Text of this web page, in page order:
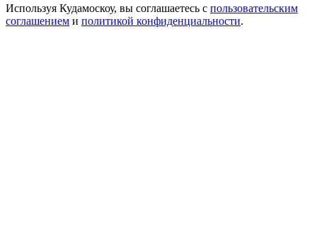
Используя Кудамоскоу, вы соглашаетесь с пользовательским
соглашением и политикой конфиденциальности.